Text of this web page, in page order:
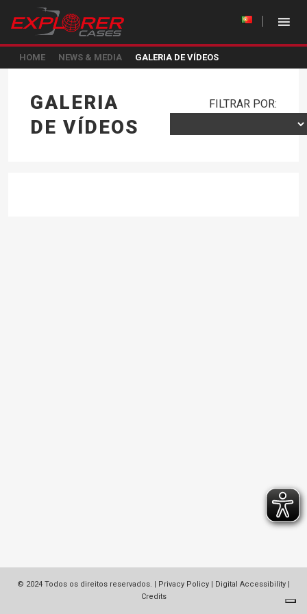
HOME NEWS & MEDIA GALERIA DE VÍDEOS
GALERIA
DE VÍDEOS
FILTRAR POR:
© 2024 Todos os direitos reservados. | Privacy Policy | Digital Accessibility |
Credits